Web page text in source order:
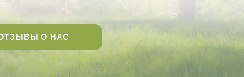
О НАС